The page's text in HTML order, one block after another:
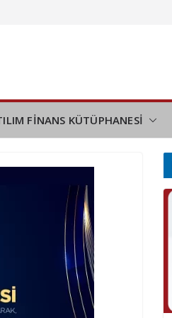
FİNANS KÜTÜPHANESİ